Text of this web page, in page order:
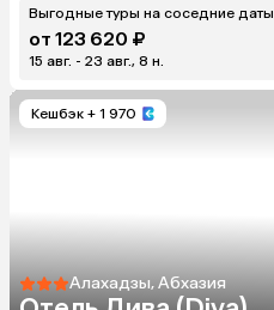
Выгодные туры на соседние даты
от 123 620 ₽
15 авг. - 23 авг., 8 н.
Кешбэк + 1 970
Алахадзы, Абхазия